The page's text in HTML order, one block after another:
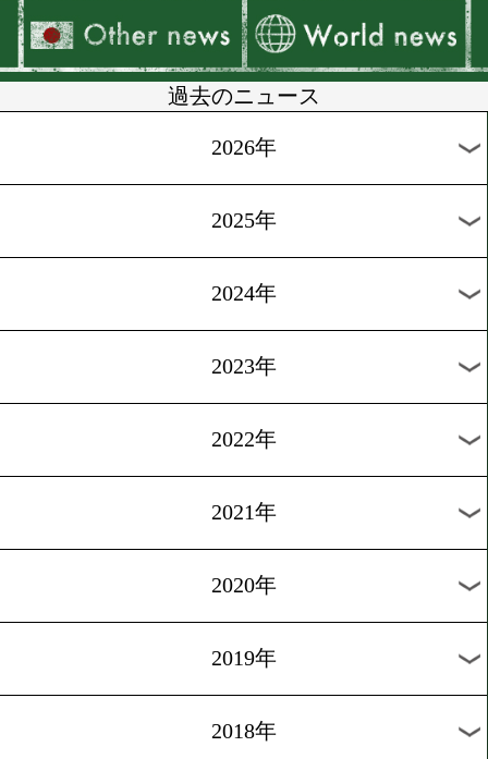
新着 ダイエット
過去のニュース
2026年
2025年
2023年
2021年